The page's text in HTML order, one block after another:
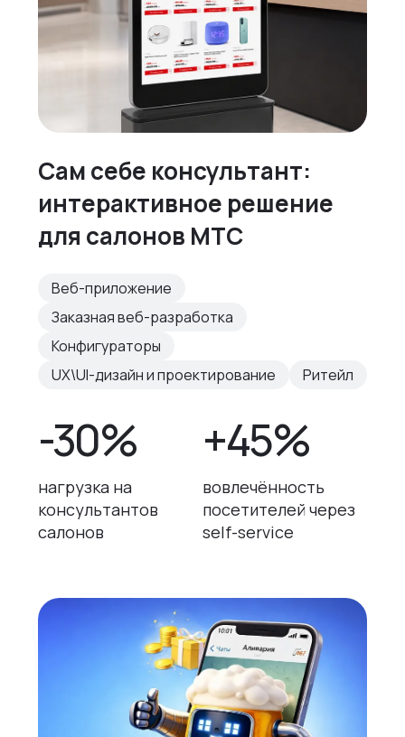
Сам себе консультант:
интерактивное решение
для салонов МТС
Веб-приложение
Заказная веб-разработка
Конфигураторы
UX\UI-дизайн и проектирование
Ритейл
-30%
нагрузка на
консультантов
салонов
+45%
вовлечённость
посетителей через
self-service